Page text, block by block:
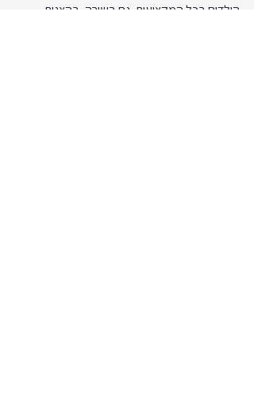
הילדים בכל המקצועות, גם בשירה, בהצגות